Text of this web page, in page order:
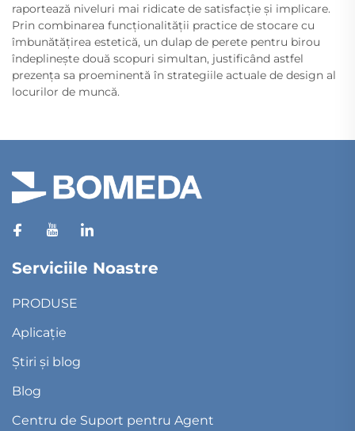
raportează niveluri mai ridicate de satisfacție și implicare.
Prin combinarea funcționalității practice de stocare cu
îmbunătățirea estetică, un dulap de perete pentru birou
îndeplinește două scopuri simultan, justificând astfel
prezența sa proeminentă în strategiile actuale de design al
locurilor de muncă.
Serviciile Noastre
PRODUSE
Aplicație
Știri și blog
Blog
Centru de Suport pentru Agent